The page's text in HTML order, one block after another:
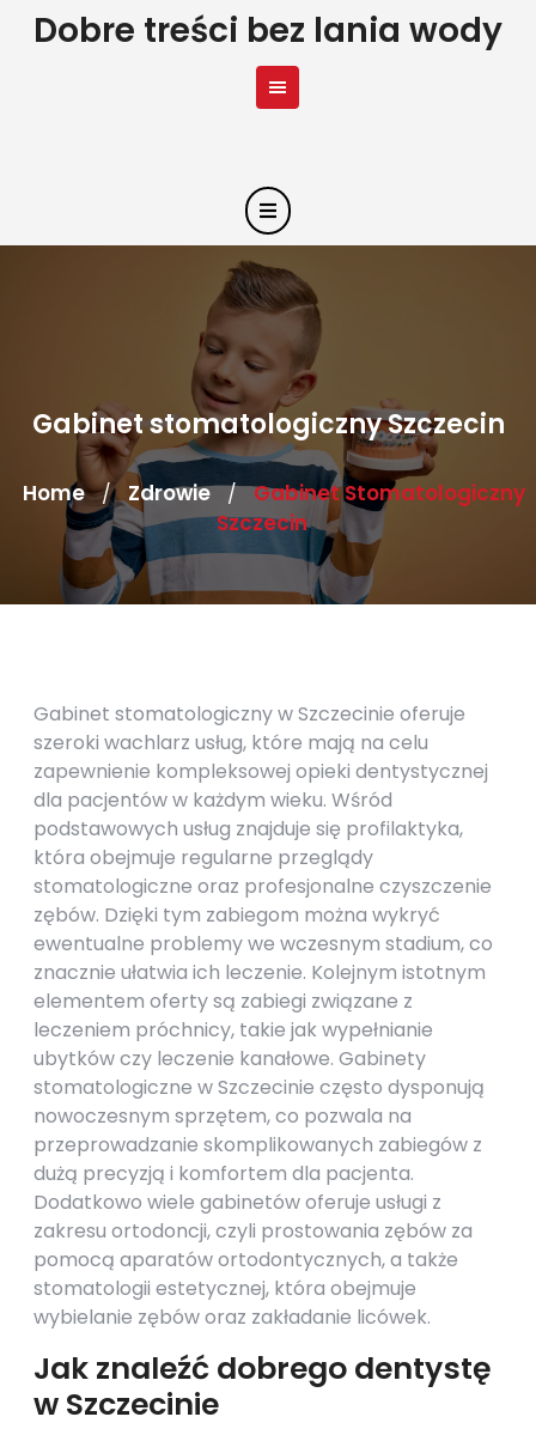
SkipDobre treści bez lania wody
Gabinet stomatologiczny Szczecin
Home / Zdrowie / Gabinet Stomatologiczny
Szczecin
Gabinet stomatologiczny w Szczecinie oferuje
szeroki wachlarz usług, które mają na celu
zapewnienie kompleksowej opieki dentystycznej
dla pacjentów w każdym wieku. Wśród
podstawowych usług znajduje się profilaktyka,
która obejmuje regularne przeglądy
stomatologiczne oraz profesjonalne czyszczenie
zębów. Dzięki tym zabiegom można wykryć
ewentualne problemy we wczesnym stadium, co
znacznie ułatwia ich leczenie. Kolejnym istotnym
elementem oferty są zabiegi związane z
leczeniem próchnicy, takie jak wypełnianie
ubytków czy leczenie kanałowe. Gabinety
stomatologiczne w Szczecinie często dysponują
nowoczesnym sprzętem, co pozwala na
przeprowadzanie skomplikowanych zabiegów z
dużą precyzją i komfortem dla pacjenta.
Dodatkowo wiele gabinetów oferuje usługi z
zakresu ortodoncji, czyli prostowania zębów za
pomocą aparatów ortodontycznych, a także
stomatologii estetycznej, która obejmuje
wybielanie zębów oraz zakładanie licówek.
Jak znaleźć dobrego dentystę
w Szczecinie